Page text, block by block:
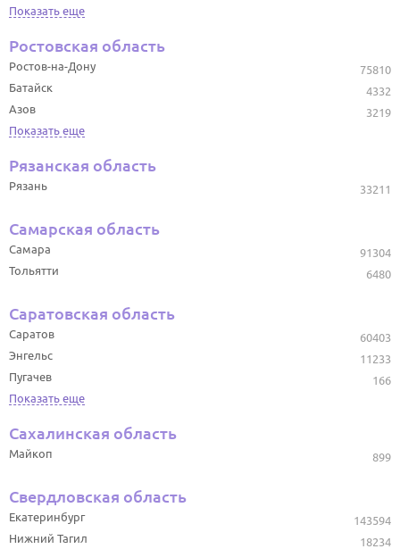
Показать еще
Ростовская область
75810
Ростов-на-Дону
4332
Батайск
3219
Азов
Показать еще
Рязанская область
33211
Рязань
Самарская область
91304
Самара
6480
Тольятти
Саратовская область
60403
Саратов
11233
Энгельс
166
Пугачев
Показать еще
Сахалинская область
899
Майкоп
Свердловская область
143594
Екатеринбург
18234
Нижний Тагил